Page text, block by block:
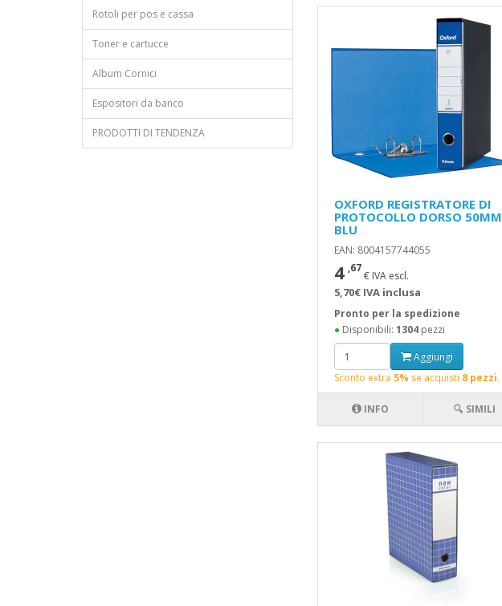
Rotoli per pos e cassa
Toner e cartucce
Album Cornici
Espositori da banco
PRODOTTI DI TENDENZA
OXFORD REGISTRATORE DI
PROTOCOLLO DORSO 50MM
BLU
EAN: 8004157744055
4 ,67
€ IVA escl.
5,70€ IVA inclusa
Pronto per la spedizione
●Disponibili: 1304pezzi
Aggiungi
Sconto extra 5% se acquisti 8 pezzi.
INFO 🔍 SIMILI